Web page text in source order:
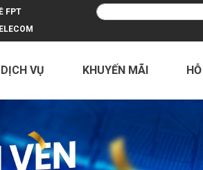
FPT
VỤ KHUYẾN MÃI